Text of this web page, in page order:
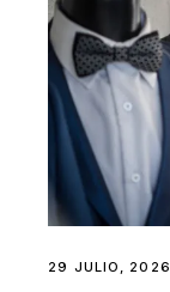
29 JULIO, 2026